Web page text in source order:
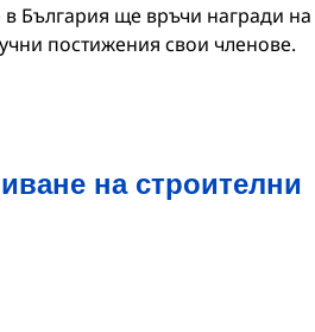
България ще връчи награди на
постижения свои членове.
на строителни